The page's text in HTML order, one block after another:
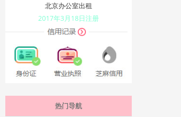
北京办公室出租
2017年3月18日注册
热门导航